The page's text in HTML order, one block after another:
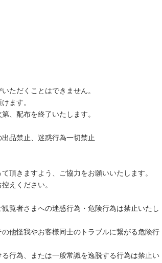
ただくことはできません。
ます。
、配布を終了いたします。
品禁止、迷惑行為一切禁止
頂きますよう、ご協力をお願いいたします。
えください。
覧者さまへの迷惑行為・危険行為は禁止いたし
他怪我やお客様同士のトラブルに繋がる危険行
行為、または一般常識を逸脱する行為は禁止い